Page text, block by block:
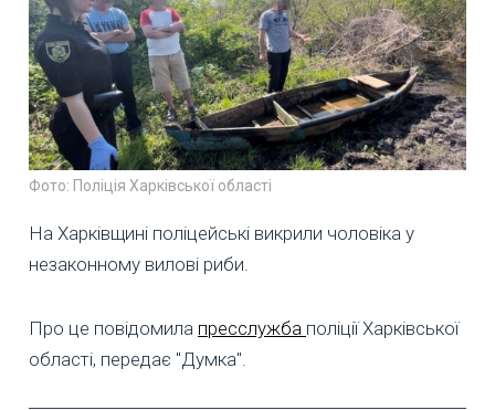
Фото: Поліція Харківської області
На Харківщині поліцейські викрили чоловіка у
незаконному вилові риби.
Про це повідомила пресслужба поліції Харківської
області, передає "Думка".